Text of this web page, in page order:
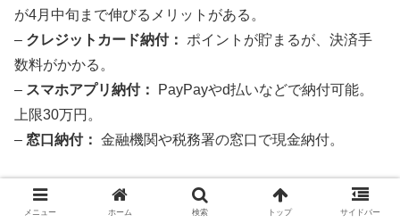
が4月中旬まで伸びるメリットがある。
– クレジットカード納付：
ポイントが貯まるが、決済手
数料がかかる。
– スマホアプリ納付：
PayPayやd払いなどで納付可能。
上限30万円。
– 窓口納付： 金融機関や税務署の窓口で現金納付。
筆者がおすすめするのは「振替納税」です。一度手続きを
すれば翌年以降も自動で継続され、何より本来の期限から
メニュー ホーム 検索 トップ サイドバー